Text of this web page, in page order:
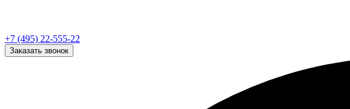
+7 (495) 22-555-22
Заказать звонок